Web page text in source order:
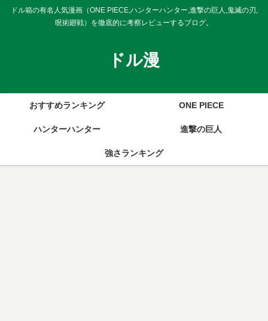
ドル箱の有名人気漫画（ONE PIECE,ハンターハンター,進撃の巨人,鬼滅の刃,
呪術廻戦）を徹底的に考察レビューするブログ。
ドル漫
おすすめランキング ONE PIECE
ハンターハンター 進撃の巨人
強さランキング